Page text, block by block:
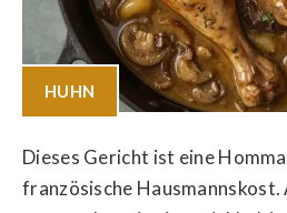
HUHN
Dieses Gericht ist eine
französische